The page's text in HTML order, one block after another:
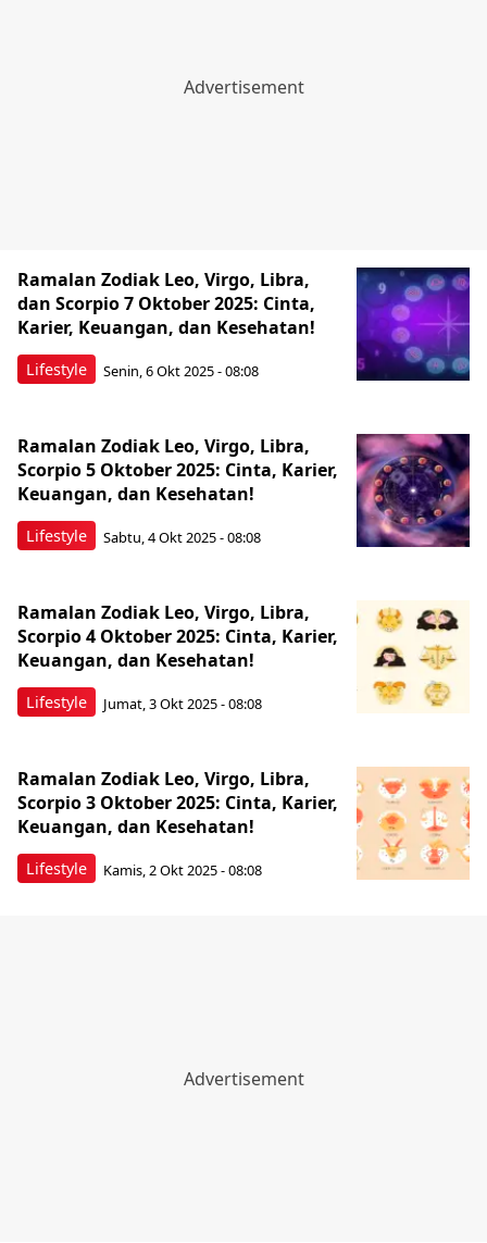
Lifestyle
Ramalan Zodiak Leo, Virgo, Libra,
dan Scorpio 7 Oktober 2025: Cinta,
Karier, Keuangan, dan Kesehatan!
Senin, 6 Okt 2025 - 08:08
Lifestyle
Ramalan Zodiak Leo, Virgo, Libra,
Scorpio 5 Oktober 2025: Cinta, Karier,
Keuangan, dan Kesehatan!
Sabtu, 4 Okt 2025 - 08:08
Lifestyle
Ramalan Zodiak Leo, Virgo, Libra,
Scorpio 4 Oktober 2025: Cinta, Karier,
Keuangan, dan Kesehatan!
Jumat, 3 Okt 2025 - 08:08
Lifestyle
Ramalan Zodiak Leo, Virgo, Libra,
Scorpio 3 Oktober 2025: Cinta, Karier,
Keuangan, dan Kesehatan!
Kamis, 2 Okt 2025 - 08:08